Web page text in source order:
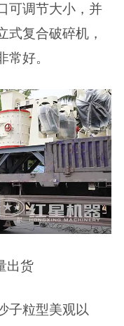
可调节大小，并
式复合破碎机，
好。
出货
子粒型美观以